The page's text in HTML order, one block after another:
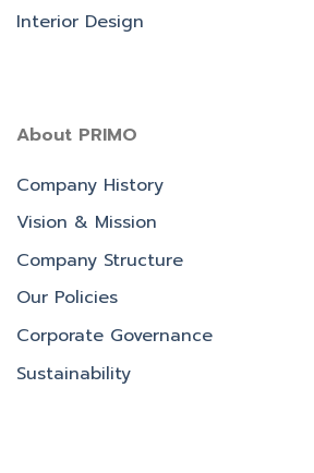
Interior Design
About PRIMO
Company History
Vision & Mission
Company Structure
Our Policies
Corporate Governance
Sustainability